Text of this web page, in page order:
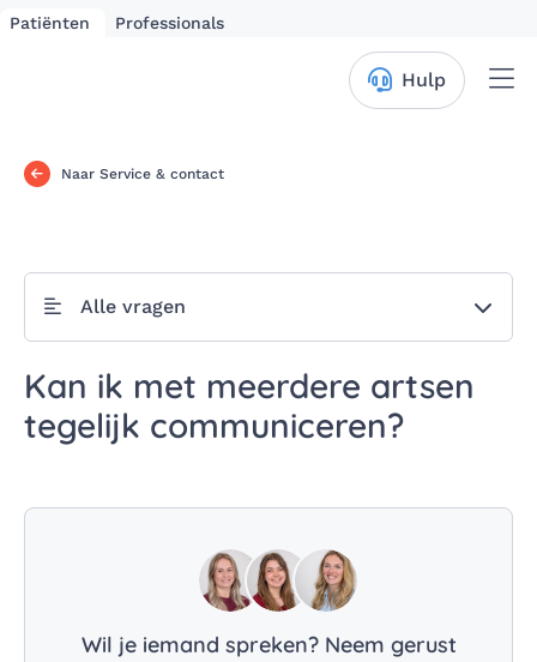
Patiënten Professionals
Hulp
Naar Service & contact
Alle vragen
Kan ik met meerdere artsen
tegelijk communiceren?
Wil je iemand spreken? Neem gerust